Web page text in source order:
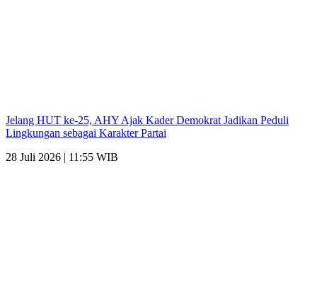
Jelang HUT ke-25, AHY Ajak Kader Demokrat Jadikan Peduli
Lingkungan sebagai Karakter Partai
28 Juli 2026 | 11:55 WIB